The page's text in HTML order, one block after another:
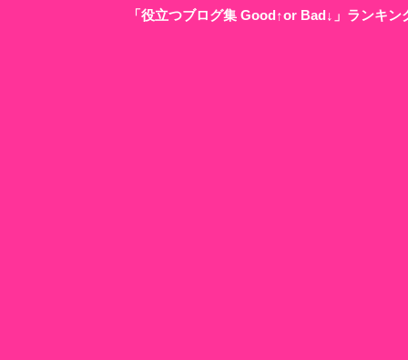
「役立つブログ集 Good↑or Bad↓」ランキ